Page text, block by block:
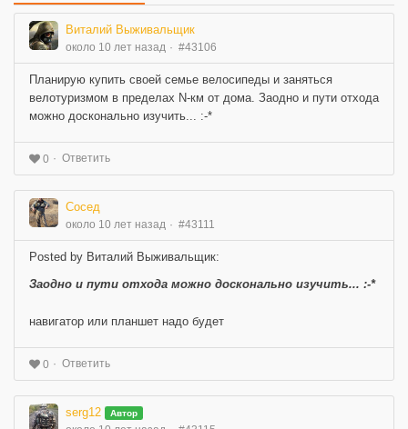
Виталий Выживальщик
около 10 лет назад #43106
Планирую купить своей семье велосипеды и заняться
велотуризмом в пределах N-км от дома. Заодно и пути отхода
можно досконально изучить... :-*
0 Ответить
Сосед
около 10 лет назад #43111
Posted by Виталий Выживальщик:
Заодно и пути отхода можно досконально изучить... :-*
навигатор или планшет надо будет
0 Ответить
serg12 Автор